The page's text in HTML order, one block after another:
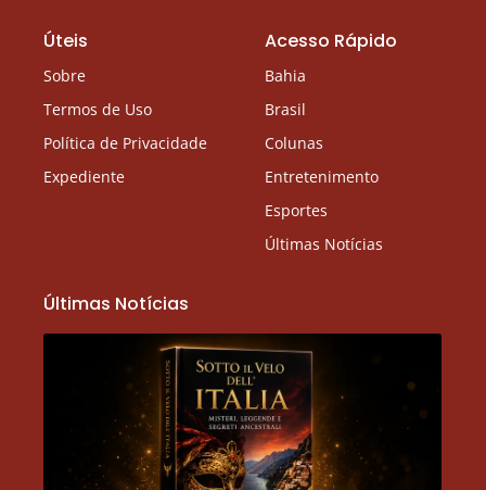
Úteis
Sobre
Termos de Uso
Política de Privacidade
Expediente
Acesso Rápido
Bahia
Brasil
Colunas
Entretenimento
Esportes
Últimas Notícias
Últimas Notícias